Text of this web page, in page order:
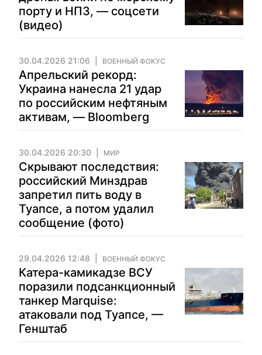
порту и НПЗ, — соцсети
(видео)
30.04.2026 21:06 ВОЕННЫЙ ФОКУС
Апрельский рекорд:
Украина нанесла 21 удар
по российским нефтяным
активам, — Bloomberg
30.04.2026 20:30 МИР
Скрывают последствия:
российский Минздрав
запретил пить воду в
Туапсе, а потом удалил
сообщение (фото)
29.04.2026 12:48 ВОЕННЫЙ ФОКУС
Катера-камикадзе ВСУ
поразили подсанкционный
танкер Marquise:
атаковали под Туапсе, —
Генштаб